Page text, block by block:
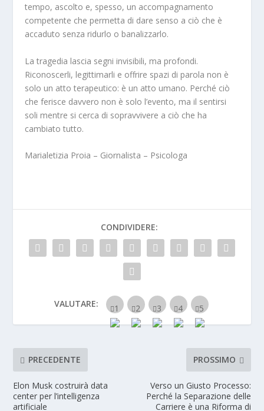
tempo, ascolto e, spesso, un accompagnamento
competente che permetta di dare senso a ciò che è
accaduto senza ridurlo o banalizzarlo.
La tragedia lascia segni invisibili, ma profondi.
Riconoscerli, legittimarli e offrire spazi di parola non è
solo un atto terapeutico: è un atto umano. Perché ciò
che ferisce davvero non è solo l’evento, ma il sentirsi
soli mentre si cerca di sopravvivere a ciò che ha
cambiato tutto.
Marialetizia Proia – Giornalista – Psicologa
CONDIVIDERE:
VALUTARE:
PRECEDENTE
Elon Musk costruirà data
center per l’intelligenza
artificiale
PROSSIMO
Verso un Giusto Processo:
Perché la Separazione delle
Carriere è una Riforma di